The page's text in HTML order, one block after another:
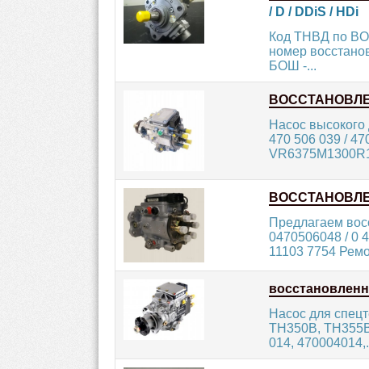
/ D / DDiS / HDi
Код ТНВД по
номер
БОШ -...
Насос
470 506 039 /
Предлагаем
0470506048 / 0
11103 7754
Насос для
TH350B,
014,